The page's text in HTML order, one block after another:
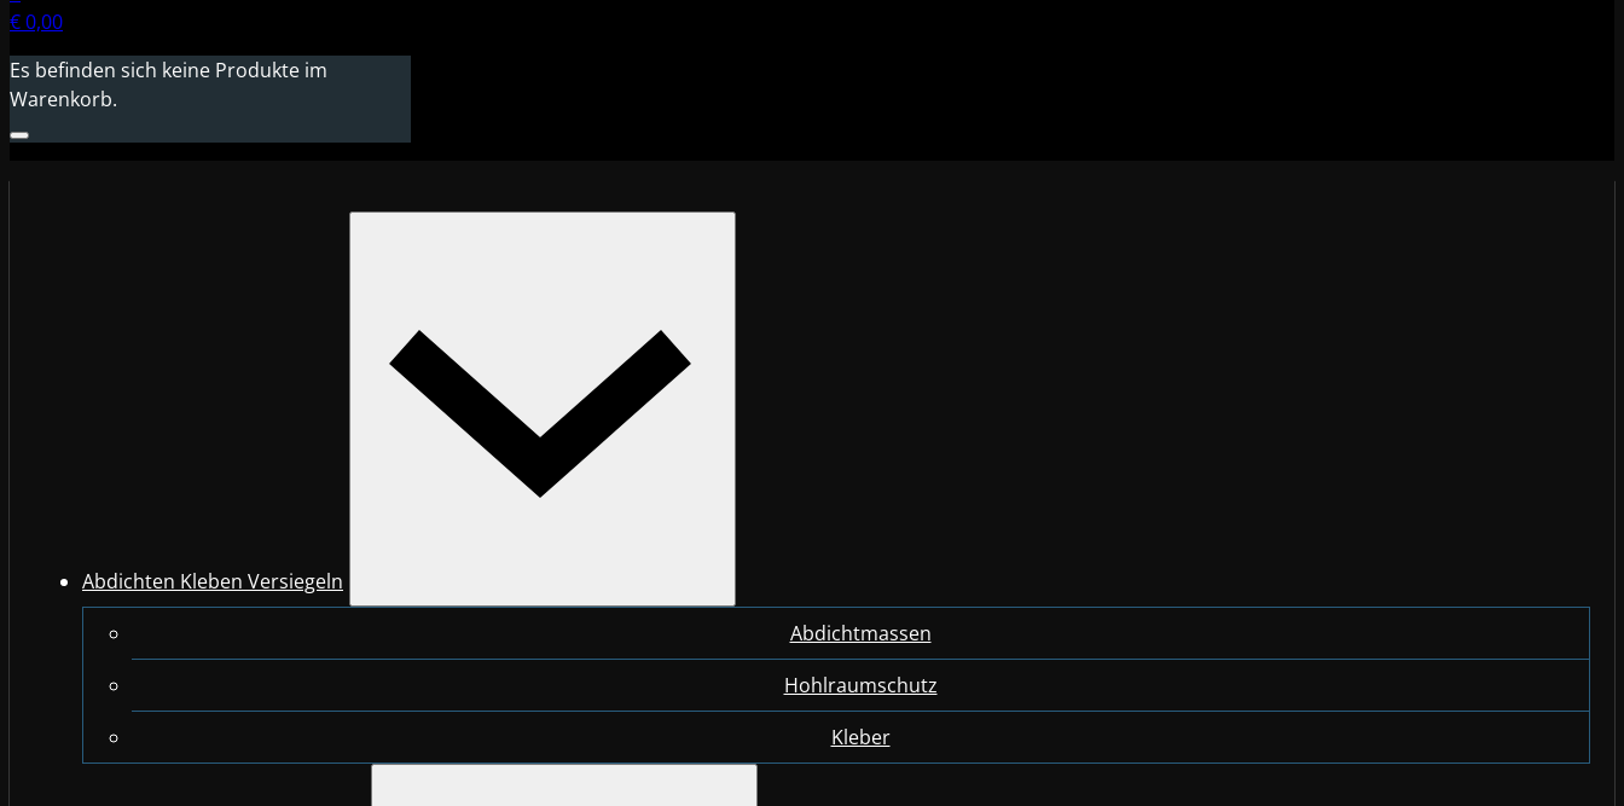
€0,00
Es befinden sich keine Produkte im
Warenkorb.
Abdichten Kleben Versiegeln
Abdichtmassen
Hohlraumschutz
Kleber